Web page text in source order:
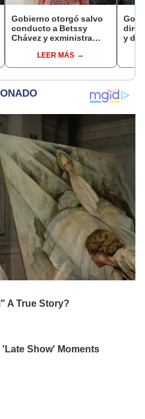
Gobierno otorgó salvo
conducto a Betssy
Chávez y exministra
madrugadaLEER MÁS
y